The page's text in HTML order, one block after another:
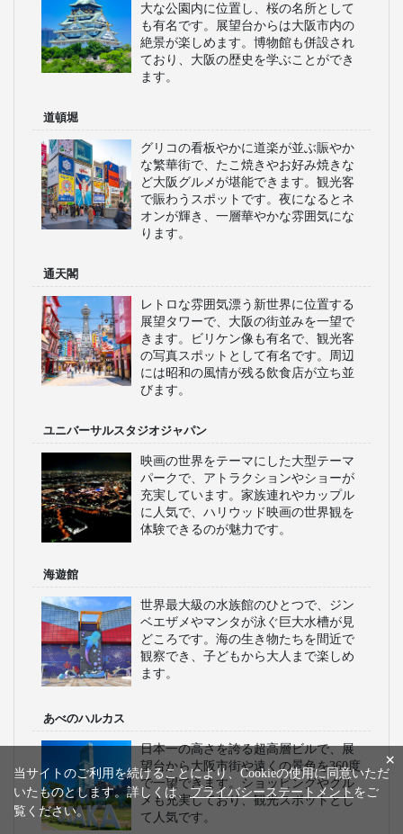
大な公園内に位置し、桜の名所として
も有名です。展望台からは大阪市内の
絶景が楽しめます。博物館も併設され
ており、大阪の歴史を学ぶことができ
ます。
道頓堀
グリコの看板やかに道楽が並ぶ賑やか
な繁華街で、たこ焼きやお好み焼きな
ど大阪グルメが堪能できます。観光客
で賑わうスポットです。夜になるとネ
オンが輝き、一層華やかな雰囲気にな
ります。
通天閣
レトロな雰囲気漂う新世界に位置する
展望タワーで、大阪の街並みを一望で
きます。ビリケン像も有名で、観光客
の写真スポットとして有名です。周辺
には昭和の風情が残る飲食店が立ち並
びます。
ユニバーサルスタジオジャパン
映画の世界をテーマにした大型テーマ
パークで、アトラクションやショーが
充実しています。家族連れやカップル
に人気で、ハリウッド映画の世界観を
体験できるのが魅力です。
海遊館
世界最大級の水族館のひとつで、ジン
ベエザメやマンタが泳ぐ巨大水槽が見
どころです。海の生き物たちを間近で
観察でき、子どもから大人まで楽しめ
ます。
あべのハルカス
日本一の高さを誇る超高層ビルで、展
望台から大阪市街や遠くの景色を360度
で一望できます。ショッピングやグル
メも充実しており、観光スポットとし
て人気です。
×
当サイトのご利用を続けることにより、Cookieの使用に同意いただ
いたものとします。詳しくは、プライバシーステートメント をご
覧ください。